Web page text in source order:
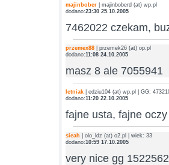
majinbober | majinboberd (at) wp.pl
dodano:23:30 25.10.2005
7462022 czekam,
przemex88 | przemek26 (at) op.pl
dodano:11:08 24.10.2005
masz 8 ale 7055941
letniak | edziu104 (at) wp.pl | GG:
dodano:11:20 22.10.2005
fajne usta, fajne
sieah | olo_ldz (at) o2.pl | wiek: 33
dodano:10:59 17.10.2005
very nice gg 1522562